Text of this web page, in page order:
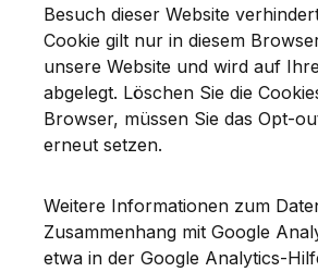
Besuch dieser Website
Cookie gilt nur in diesem
unsere Website und wird auf
abgelegt. Löschen Sie die
Browser, müssen Sie das Opt-
erneut setzen.
Weitere Informationen zum
Zusammenhang mit Google
etwa in der Google Analytics-